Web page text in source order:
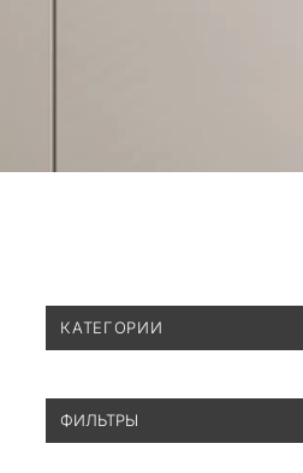
КАТЕГОРИИ
ФИЛЬТРЫ